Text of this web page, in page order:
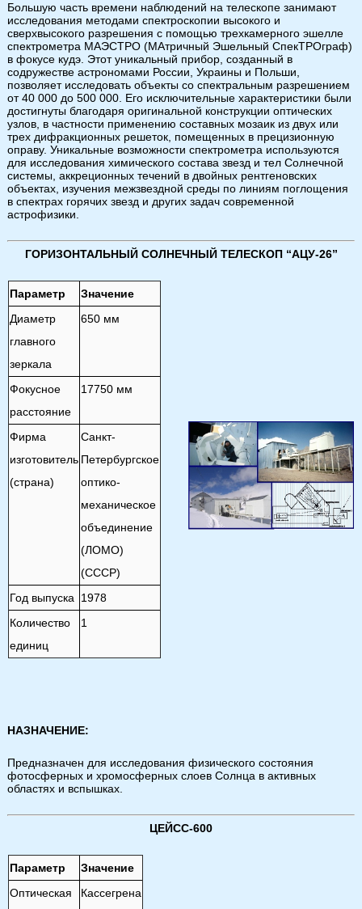
Большую часть времени наблюдений на телескопе занимают
исследования методами спектроскопии высокого и
сверхвысокого разрешения с помощью трехкамерного эшелле
спектрометра МАЭСТРО (МАтричный Эшельный СпекТРОграф)
в фокусе кудэ. Этот уникальный прибор, созданный в
содружестве астрономами России, Украины и Польши,
позволяет исследовать объекты со спектральным разрешением
от 40 000 до 500 000. Его исключительные характеристики были
достигнуты благодаря оригинальной конструкции оптических
узлов, в частности применению составных мозаик из двух или
трех дифракционных решеток, помещенных в прецизионную
оправу. Уникальные возможности спектрометра используются
для исследования химического состава звезд и тел Солнечной
системы, аккреционных течений в двойных рентгеновских
объектах, изучения межзвездной среды по линиям поглощения
в спектрах горячих звезд и других задач современной
астрофизики.
ГОРИЗОНТАЛЬНЫЙ СОЛНЕЧНЫЙ ТЕЛЕСКОП “АЦУ-26”
Параметр
Значение
Диаметр
главного
зеркала
650 мм
Фокусное
расстояние
17750 мм
Фирма
изготовитель
(страна)
Санкт-
Петербургское
оптико-
механическое
объединение
(ЛОМО)
(СССР)
Год выпуска
1978
Количество
единиц
1
НАЗНАЧЕНИЕ:
Предназначен для исследования физического состояния
фотосферных и хромосферных слоев Солнца в активных
областях и вспышках.
ЦЕЙСС-600
Параметр
Значение
Оптическая
Кассегрена